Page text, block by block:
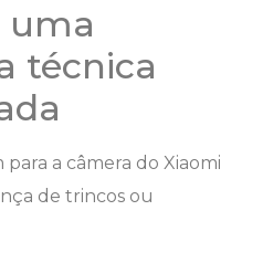
uma
técnica
a câmera do Xiaomi
de trincos ou